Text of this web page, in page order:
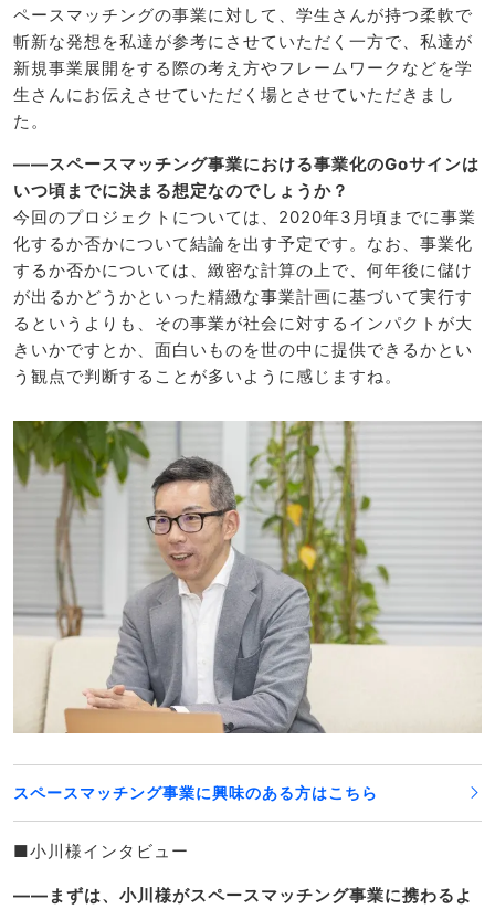
ペースマッチングの事業に対して、学生さんが持つ柔軟で
斬新な発想を私達が参考にさせていただく一方で、私達が
新規事業展開をする際の考え方やフレームワークなどを学
生さんにお伝えさせていただく場とさせていただきまし
た。
――スペースマッチング事業における事業化のGoサインは
いつ頃までに決まる想定なのでしょうか？
今回のプロジェクトについては、2020年3月頃までに事業
化するか否かについて結論を出す予定です。なお、事業化
するか否かについては、緻密な計算の上で、何年後に儲け
が出るかどうかといった精緻な事業計画に基づいて実行す
るというよりも、その事業が社会に対するインパクトが大
きいかですとか、面白いものを世の中に提供できるかとい
う観点で判断することが多いように感じますね。
スペースマッチング事業に興味のある方はこちら
■小川様インタビュー
――まずは、小川様がスペースマッチング事業に携わるよ